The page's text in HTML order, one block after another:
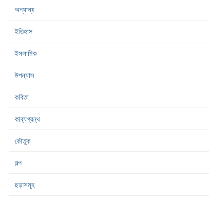
অন্যান্য
ইতিহাস
ইসলামিক
উপন্যাস
কবিতা
কাব্যগ্রন্থ
কৌতুক
গল্প
ছড়াসমূহ